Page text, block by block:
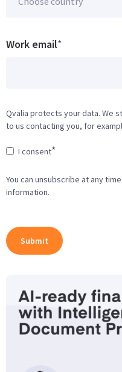
Work email*
Qvalia protects your data. We
to us contacting you, for
I consent*
You can unsubscribe at any
information.